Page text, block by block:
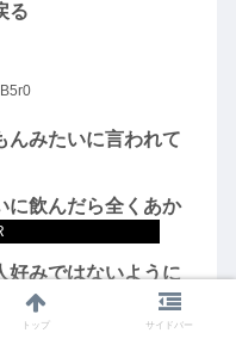
る
んみたいに言われて
に飲んだら全くあか
好みではないように
トップ サイドバー